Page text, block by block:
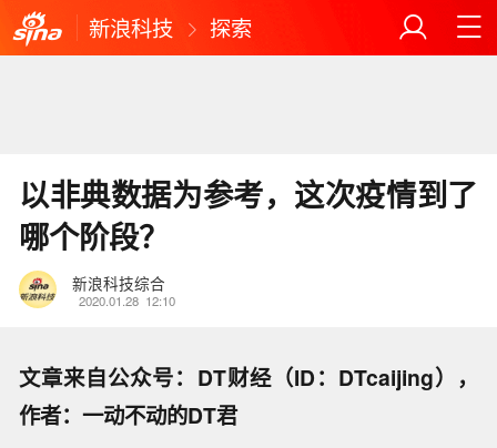
新浪科技 探索
以非典数据为参考，这次疫情到了
哪个阶段？
新浪科技综合
2020.01.28 12:10
文章来自公众号：DT财经（ID：DTcaijing），
作者：一动不动的DT君